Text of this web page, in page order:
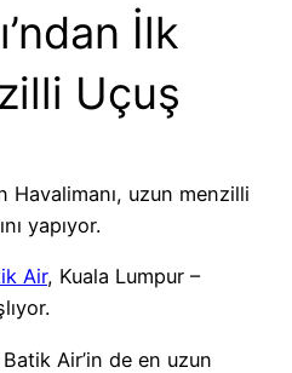
İlk
Uçuş
Havalimanı, uzun menzilli
yapıyor.
Air, Kuala Lumpur –
Air’in de en uzun